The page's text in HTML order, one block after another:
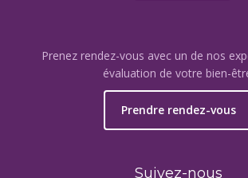
Prenez rendez-vous avec un de nos
évaluation de votre bien-
Prendre rendez-vous
Suivez-nous